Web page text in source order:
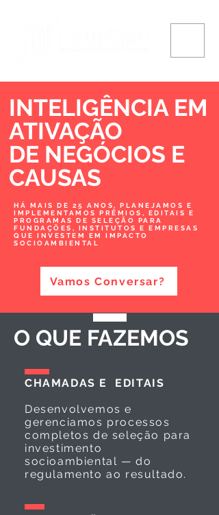
INTELIGÊNCIA EM
ATIVAÇÃO
DE NEGÓCIOS E
CAUSAS
HÁ MAIS DE 25 ANOS, PLANEJAMOS E
IMPLEMENTAMOS PRÊMIOS, EDITAIS E
PROGRAMAS DE SELEÇÃO PARA
FUNDAÇÕES, INSTITUTOS E EMPRESAS
QUE INVESTEM EM IMPACTO
SOCIOAMBIENTAL
Vamos Conversar?
O QUE FAZEMOS
CHAMADAS E EDITAIS
Desenvolvemos e
gerenciamos processos
completos de seleção para
investimento
socioambiental — do
regulamento ao resultado.